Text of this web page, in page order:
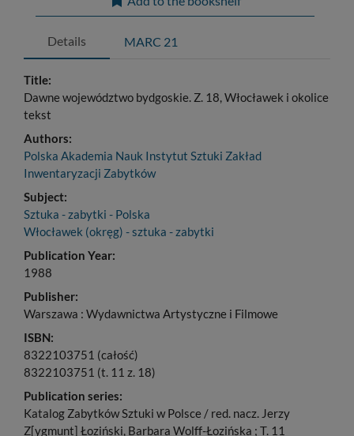
Details MARC 21
Title:
Dawne województwo bydgoskie. Z. 18, Włocławek i okolice
tekst
Authors:
Polska Akademia Nauk Instytut Sztuki Zakład
Inwentaryzacji Zabytków
Subject:
Sztuka - zabytki - Polska
Włocławek (okręg) - sztuka - zabytki
Publication Year:
1988
Publisher:
Warszawa : Wydawnictwa Artystyczne i Filmowe
ISBN:
8322103751 (całość)
8322103751 (t. 11 z. 18)
Publication series:
Katalog Zabytków Sztuki w Polsce / red. nacz. Jerzy
Z[ygmunt] Łoziński, Barbara Wolff-Łozińska ; T. 11